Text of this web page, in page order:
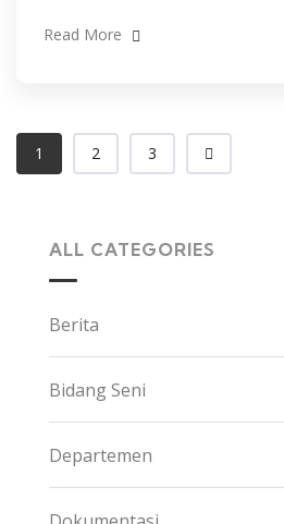
Read More
1 2 3
ALL CATEGORIES
Berita
Bidang Seni
Departemen